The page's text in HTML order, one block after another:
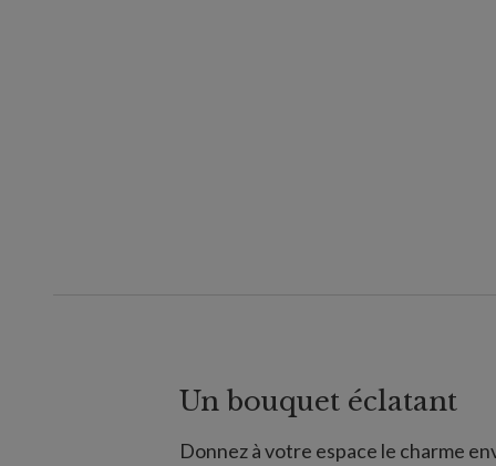
Un bouquet éclatant
Donnez à votre espace le charme